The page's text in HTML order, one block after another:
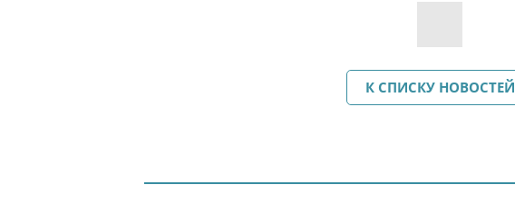
К СПИСКУ НОВОСТЕЙ